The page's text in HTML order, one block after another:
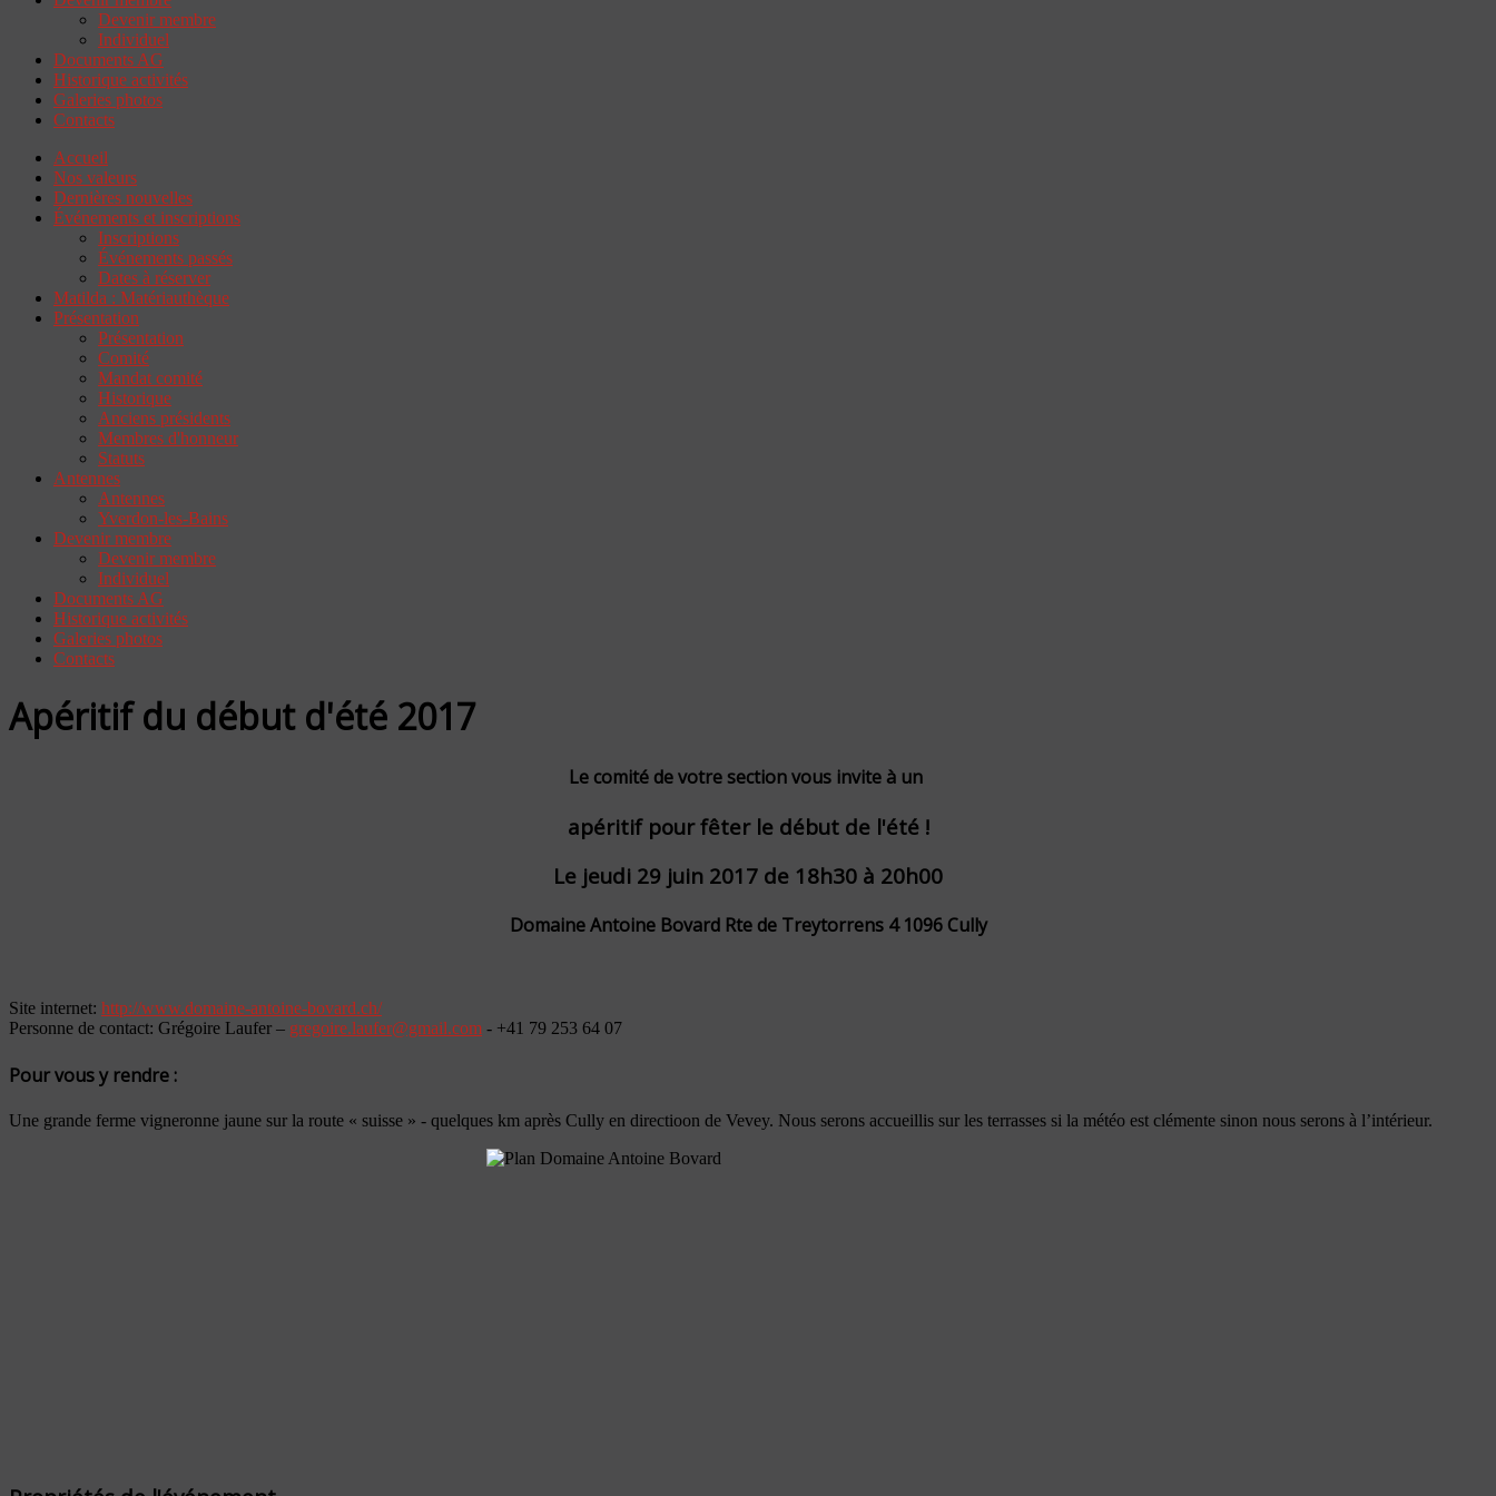
Devenir membre
Individuel
Documents AG
Historique activités
Galeries photos
Contacts
Accueil
Nos valeurs
Dernières nouvelles
Événements et inscriptions
Inscriptions
Événements passés
Dates à réserver
Matilda : Matériauthèque
Présentation
Présentation
Comité
Mandat comité
Historique
Anciens présidents
Membres d'honneur
Statuts
Antennes
Antennes
Yverdon-les-Bains
Devenir membre
Devenir membre
Individuel
Documents AG
Historique activités
Galeries photos
Contacts
Apéritif du début d'été 2017
Le comité de votre section vous invite à un
apéritif pour fêter le début de l'été !
Le jeudi 29 juin 2017 de 18h30 à 20h00
Domaine Antoine Bovard Rte de Treytorrens 4 1096 Cully
Site internet: http://www.domaine-antoine-bovard.ch/
Personne de contact: Grégoire Laufer – gregoire.laufer@gmail.com - +41 79 253 64 07
Pour vous y rendre :
Une grande ferme vigneronne jaune sur la route « suisse » - quelques km après Cully en directioon de Vevey. Nous serons accueillis sur les terrasses si la météo est clémente sinon nous serons à l’intérieur.